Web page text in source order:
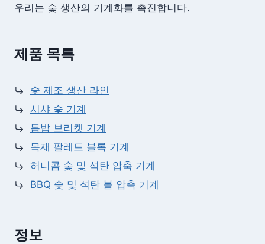
우리는 숯 생산의 기계화를 촉진합니다.
제품 목록
숯 제조 생산 라인
시샤 숯 기계
톱밥 브리켓 기계
목재 팔레트 블록 기계
허니콤 숯 및 석탄 압축 기계
BBQ 숯 및 석탄 볼 압축 기계
정보